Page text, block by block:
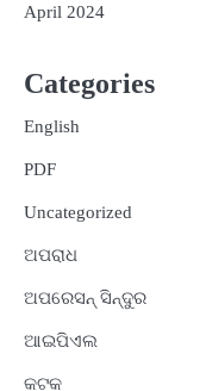
April 2024
Categories
English
PDF
Uncategorized
ଅପରାଧ
ଅପରେସନ୍ ସିନ୍ଦୁର
ଆଇପିଏଲ
କଟକ